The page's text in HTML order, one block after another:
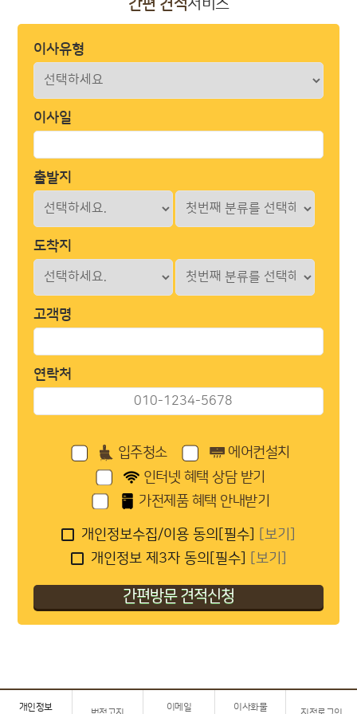
간편 견적서비스
이사유형
이사일
출발지
도착지
고객명
연락처
입주청소
에어컨설치
인터넷 혜택 상담 받기
가전제품 혜택 안내받기
개인정보수집/이용 동의[필수]
[보기]
개인정보 제3자 동의[필수]
[보기]
개인정보
이메일
이사화물